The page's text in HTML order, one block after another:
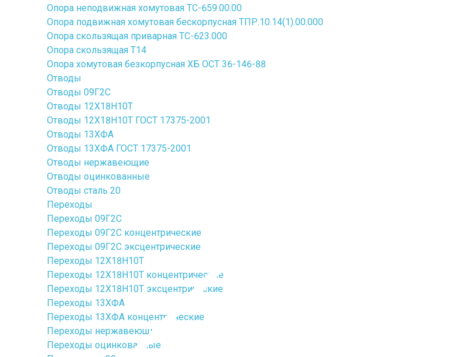
Опора неподвижная хомутовая ТС-659.00.00
Опора подвижная хомутовая бескорпусная ТПР.10.14(1).00.000
Опора скользящая приварная ТС-623.000
Опора скользящая Т14
Опора хомутовая безкорпусная ХБ ОСТ 36-146-88
Отводы
Отводы 09Г2С
Отводы 12Х18Н10Т
Отводы 12Х18Н10Т ГОСТ 17375-2001
Отводы 13ХФА
Отводы 13ХФА ГОСТ 17375-2001
Отводы нержавеющие
Отводы оцинкованные
Отводы сталь 20
Переходы
Переходы 09Г2С
Переходы 09Г2С концентрические
Переходы 09Г2С эксцентрические
Переходы 12Х18Н10Т
Переходы 12Х18Н10Т концентрические
Переходы 12Х18Н10Т эксцентрические
Переходы 13ХФА
Переходы 13ХФА концентрические
Переходы нержавеющие
Переходы оцинкованные